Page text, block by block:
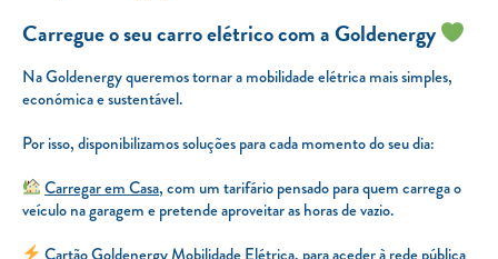
Carregue o seu carro elétrico com a Goldenergy
Na Goldenergy queremos tornar a mobilidade elétrica mais simples,
económica e sustentável.
Por isso, disponibilizamos soluções para cada momento do seu dia:
Carregar em Casa, com um tarifário pensado para quem carrega o
veículo na garagem e pretende aproveitar as horas de vazio.
Cartão Goldenergy Mobilidade Elétrica, para aceder à rede pública